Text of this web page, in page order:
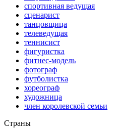
спортивная ведущая
сценарист
танцовщица
телеведущая
теннисист
фигуристка
фитнес-модель
фотограф
футболистка
хореограф
художница
член королевской семьи
Страны